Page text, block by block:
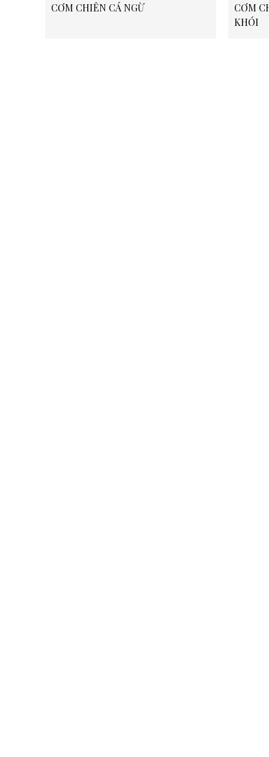
CƠM CHIÊN CÁ NGỪ
CƠM
KHÓI